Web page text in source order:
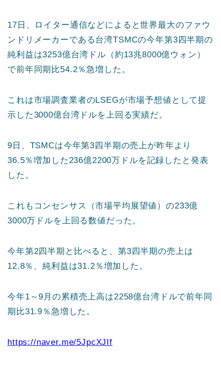
17日、ロイター通信などによると世界最大のファウ
ンドリメーカーである台湾TSMCの今年第3四半期の
純利益は3253億台湾ドル（約13兆8000億ウォン）
で前年同期比54.2％急増した。
これは市場調査業者のLSEGが市場予想値として提
示した3000億台湾ドルを上回る実績だ。
9日、TSMCは今年第3四半期の売上が昨年より
36.5％増加した236億2200万ドルを記録したと発表
した。
これもコンセンサス（市場平均展望値）の233億
3000万ドルを上回る数値だった。
今年第2四半期と比べると、第3四半期の売上は
12.8％、純利益は31.2％増加した。
今年1～9月の累積売上高は2258億台湾ドルで前年同
期比31.9％急増した。
https://naver.me/5JpcXJIf